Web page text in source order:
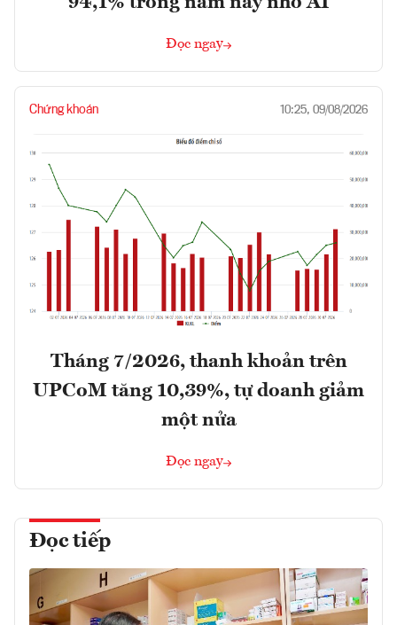
Đọc ngay
Chứng khoán 10:25, 09/08/2026
Tháng 7/2026, thanh khoản trên
UPCoM tăng 10,39%, tự doanh giảm
một nửa
Đọc ngay
Đọc tiếp